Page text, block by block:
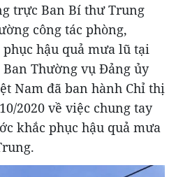
trực Ban Bí thư Trung
công tác phòng,
hậu quả mưa lũ tại
Thường vụ Đảng ủy
Nam đã ban hành Chỉ thị
2020 về việc chung tay
khắc phục hậu quả mưa